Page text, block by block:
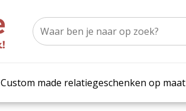
Custom made relatiegeschenken op maat